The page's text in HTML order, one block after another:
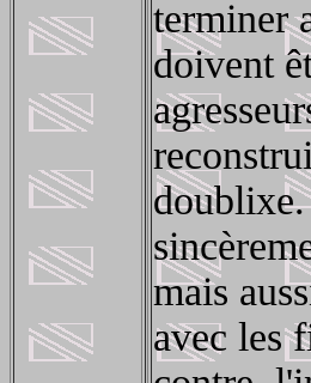
terminer
doivent
mais
avec les